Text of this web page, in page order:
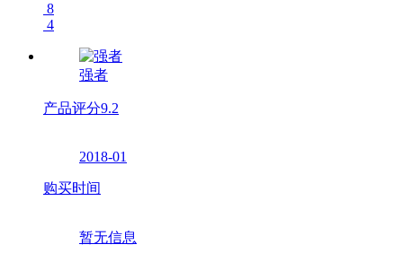
8
4
强者
产品评分9.2
2018-01
购买时间
暂无信息